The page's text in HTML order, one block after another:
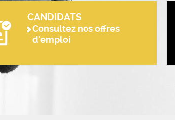
CANDIDATS
Consultez nos offres
d'emploi